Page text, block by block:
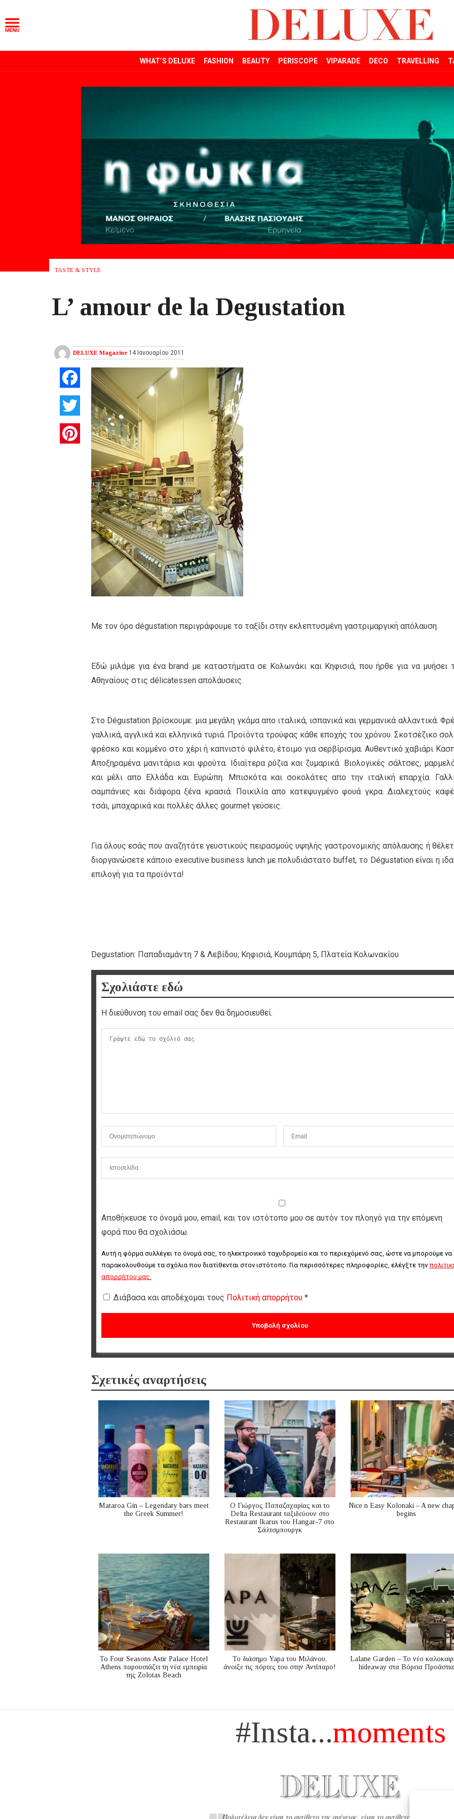
WHAT’S DELUXE FASHION BEAUTY PERISCOPE VIPARADE DECO TRAVELLING
TASTE & STYLE
L’ amour de la Degustation
DELUXE Magazine 14 Ιανουαρίου 2011
Facebook
Twitter
Pinterest
Με τον όρο dégustation περιγράφουμε το ταξίδι στην εκλεπτυσμένη γαστριμαργική απόλαυση.
Εδώ μιλάμε για ένα brand με καταστήματα σε Κολωνάκι και Κηφισιά, που ήρθε για να μυήσει
Αθηναίους στις délicatessen απολάυσεις.
Στο Dégustation βρίσκουμε: μια μεγάλη γκάμα απο ιταλικά, ισπανικά και γερμανικά αλλαντικά.
γαλλικά, αγγλικά και ελληνικά τυριά. Προϊόντα τρούφας κάθε εποχής του χρόνου. Σκοτσέζικο
φρέσκο και κομμένο στο χέρι ή καπνιστό φιλέτο, έτοιμο για σερβίρισμα. Αυθεντικό χαβιάρι
Αποξηραμένα μανιτάρια και φρούτα. Ιδιαίτερα ρύζια και ζυμαρικά. Βιολογικές σάλτσες,
και μέλι απο Ελλάδα και Ευρώπη. Μπισκότα και σοκολάτες απο την ιταλική επαρχία.
σαμπάνιες και διάφορα ξένα κρασιά. Ποικιλία απο κατεψυγμένο φουά γκρα. Διαλεχτούς
τσάι, μπαχαρικά και πολλές άλλες gourmet γεύσεις.
Για όλους εσάς που αναζητάτε γευστικούς πειρασμούς υψηλής γαστρονομικής απόλαυσης ή
διοργανώσετε κάποιο executive business lunch με πολυδιάστατο buffet, το Dégustation είναι η
επιλογή για τα προϊόντα!
Degustation: Παπαδιαμάντη 7 & Λεβίδου, Κηφισιά, Κουμπάρη 5, Πλατεία Κολωνακίου
Σχολιάστε εδώ
Η διεύθυνση του email σας δεν θα δημοσιευθεί.
Αποθήκευσε το όνομά μου, email, και τον ιστότοπο μου σε αυτόν τον πλοηγό για την επόμενη
φορά που θα σχολιάσω.
Αυτή η φόρμα συλλέγει το όνομά σας, το ηλεκτρονικό ταχυδρομείο και το περιεχόμενό σας, ώστε να μπορούμε να
παρακολουθούμε τα σχόλια που διατίθενται στον ιστότοπο. Για περισσότερες πληροφορίες, ελέγξτε την
απορρήτου μας.
Διάβασα και αποδέχομαι τους Πολιτική απορρήτου *
Σχετικές αναρτήσεις
Mataroa Gin – Legendary bars meet
the Greek Summer!
Ο Γιώργος Παπαζαχαρίας και το
Delta Restaurant ταξιδεύουν στο
Restaurant Ikarus του Hangar-7 στο
Σάλτσμπουργκ
Nice n Easy Kolonaki – A new
begins
Το Four Seasons Astir Palace Hotel
Athens παρουσιάζει τη νέα εμπειρία
της Zolotas Beach
Το διάσημο Yapa του Μιλάνου,
άνοιξε τις πόρτες του στην Αντίπαρο!
Lalane Garden – Το νέο
hideaway στα Βόρεια Προάστια
#Insta...moments
Πολυτέλεια δεν είναι το αντίθετο της ανέχειας, είναι το αντίθετο της